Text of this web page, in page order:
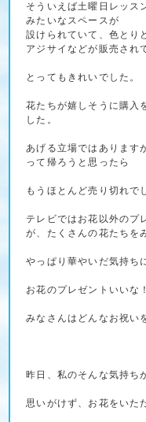
そういえば土曜日レッス
みたいなスペースが
設けられていて、色とり
アジサイなどが販売され
とってもきれいでした。
花たちが嬉しそうに購入
した。
あげる立場ではあります
って帰ろうと思ったら
もうほとんど売り切れで
テレビではお花以外のプ
が、たくさんの花たちを
やっぱり華やいだ気持ち
お花のプレゼントいいな
みなさんはどんなお祝い
昨日、私のそんな気持ち
思いがけず、お花をいた